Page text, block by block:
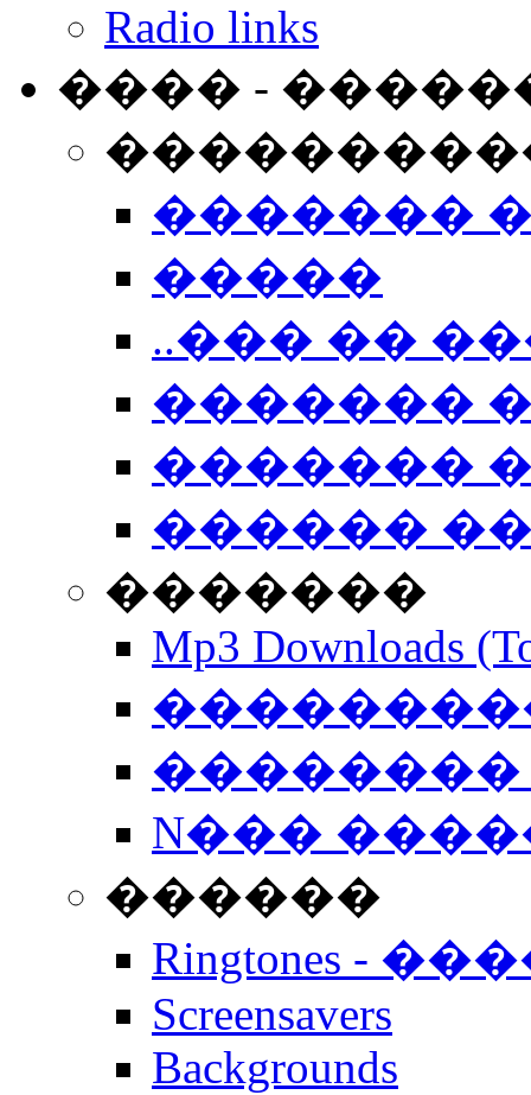
Radio links
���� -
�������
�����
..��� ��
�������
�������
������
�������
Mp3 Downloads
��������
N���
������
Ringtones -
Screensavers
Backgrounds